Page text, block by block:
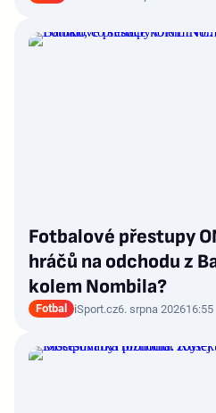
Fotbalové přestupy
hráčů na odchodu z
kolem Nombila?
Fotbal iSport.cz6. srpna 202616:55